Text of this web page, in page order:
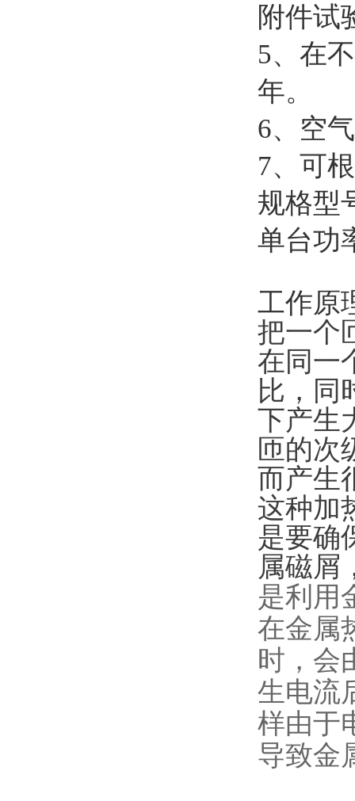
附件试
5、在
年。
6、空
7、可
规格型
单台功
工作原
把一个
在同一
比，同
下产生
匝的次
而产生
这种加
是要确
属磁屑
是利用
在金属
时，会
生电流
样由于
导致金